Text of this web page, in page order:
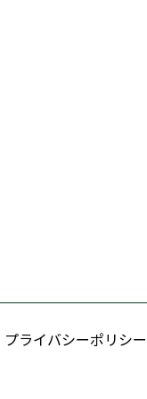
プライバシーポリシー